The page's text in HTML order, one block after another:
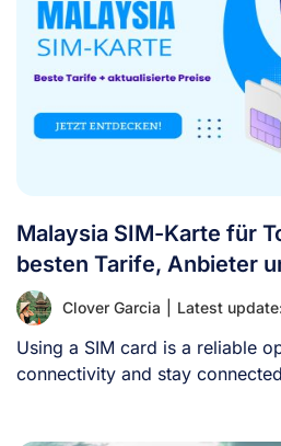
Malaysia SIM-Karte für
besten Tarife, Anbieter
Clover Garcia Latest
Using a SIM card is a reliable
connectivity and stay